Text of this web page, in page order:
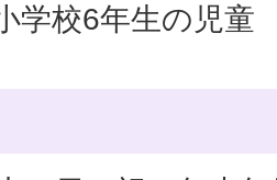
学校6年生の児童